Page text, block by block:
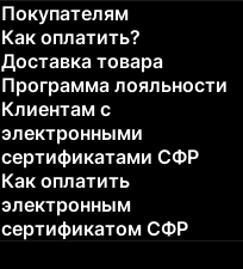
Покупателям
Как оплатить?
Доставка товара
Программа лояльности
Клиентам с
электронными
сертификатами СФР
Как оплатить
электронным
сертификатом СФР